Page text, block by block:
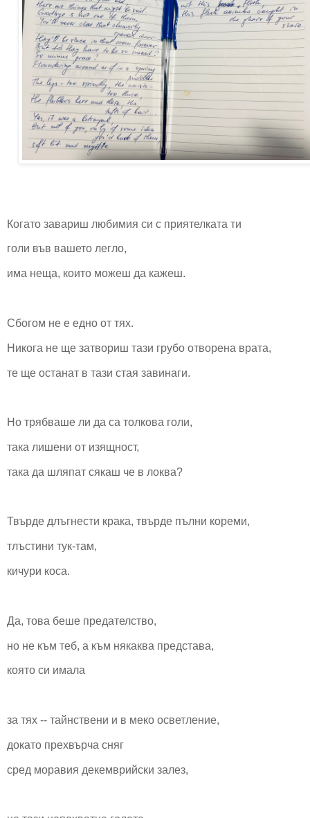
Когато завариш любимия си с приятелката ти
голи във вашето легло,
има неща, които можеш да кажеш.
Сбогом не е едно от тях.
Никога не ще затвориш тази грубо отворена врата,
те ще останат в тази стая завинаги.
Но трябваше ли да са толкова голи,
така лишени от изящност,
така да шляпат сякаш че в локва?
Твърде длъгнести крака, твърде пълни кореми,
тлъстини тук-там,
кичури коса.
Да, това беше предателство,
но не към теб, а към някаква представа,
която си имала
за тях -- тайнствени и в меко осветление,
докато прехвърча сняг
сред моравия декемврийски залез,